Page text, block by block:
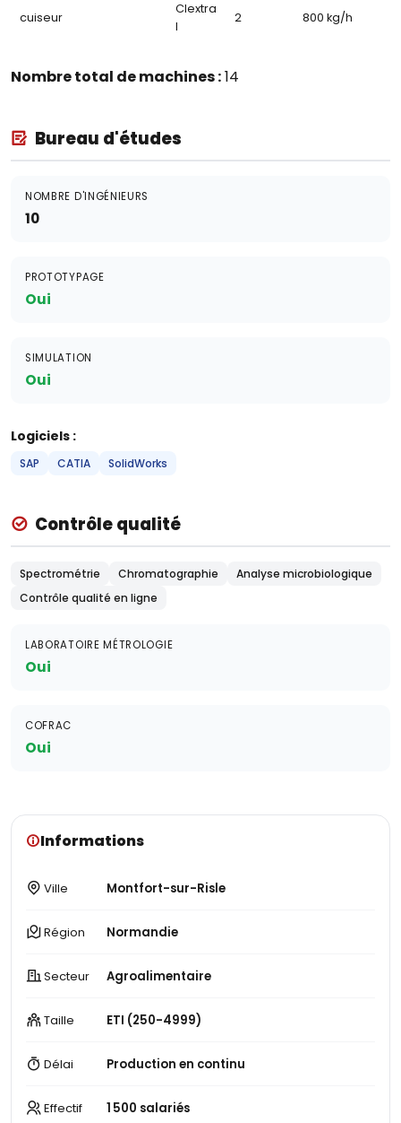
cuiseur
Clextra
l
2 800 kg/h
Nombre total de machines :14
Bureau d'études
NOMBRE D'INGÉNIEURS
10
PROTOTYPAGE
Oui
SIMULATION
Oui
Logiciels :
SAP CATIA SolidWorks
Contrôle qualité
Spectrométrie Chromatographie
Analyse microbiologique
Contrôle qualité en ligne
LABORATOIRE MÉTROLOGIE
Oui
COFRAC
Oui
Informations
Ville Montfort-sur-Risle
Région Normandie
Secteur Agroalimentaire
Taille ETI (250-4999)
Délai Production en continu
Effectif 1 500 salariés